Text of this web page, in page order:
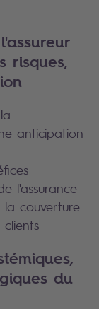
risques,
anticipation
l'assurance
la couverture
du